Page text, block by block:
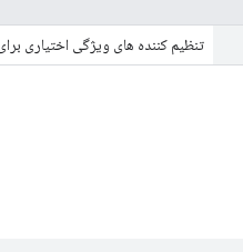
تنظیم کننده های ویژگی اختیاری برای